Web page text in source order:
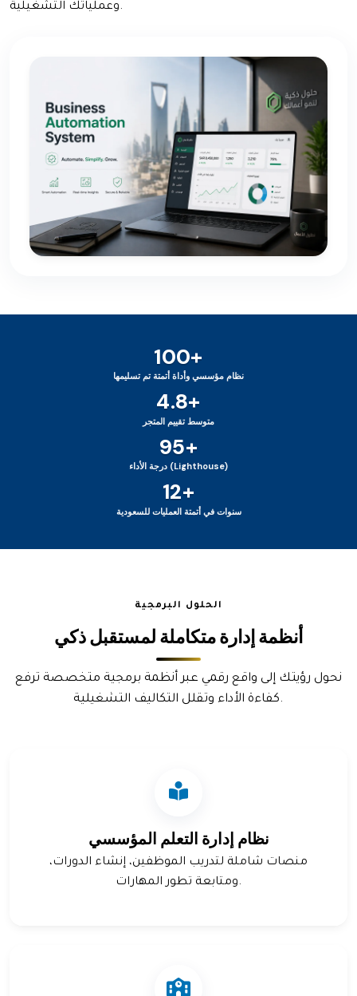
وعملياتك التشغيلية.
100+
نظام مؤسسي وأداة أتمتة تم تسليمها
4.8+
متوسط تقييم المتجر
95+
درجة الأداء (Lighthouse)
12+
سنوات في أتمتة العمليات للسعودية
الحلول البرمجية
أنظمة إدارة متكاملة لمستقبل ذكي
نحول رؤيتك إلى واقع رقمي عبر أنظمة برمجية متخصصة ترفع
كفاءة الأداء وتقلل التكاليف التشغيلية.
نظام إدارة التعلم المؤسسي
منصات شاملة لتدريب الموظفين، إنشاء الدورات،
ومتابعة تطور المهارات.